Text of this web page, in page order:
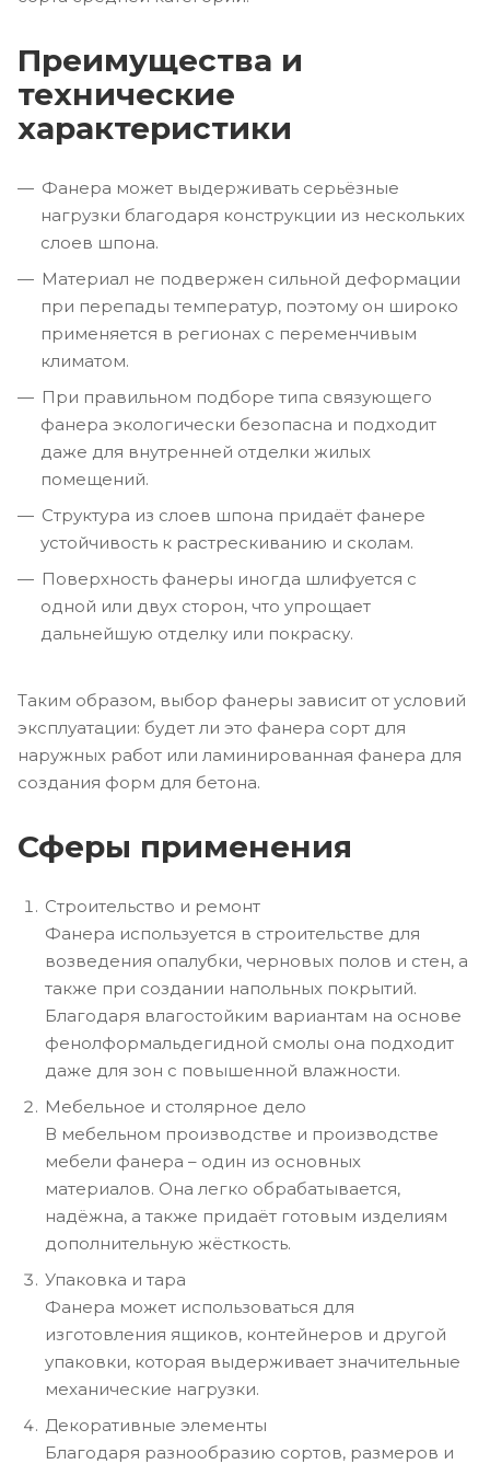
Преимущества и
технические
характеристики
Фанера может выдерживать серьёзные
нагрузки благодаря конструкции из нескольких
слоев шпона.
Материал не подвержен сильной деформации
при перепады температур, поэтому он широко
применяется в регионах с переменчивым
климатом.
При правильном подборе типа связующего
фанера экологически безопасна и подходит
даже для внутренней отделки жилых
помещений.
Структура из слоев шпона придаёт фанере
устойчивость к растрескиванию и сколам.
Поверхность фанеры иногда шлифуется с
одной или двух сторон, что упрощает
дальнейшую отделку или покраску.
Таким образом, выбор фанеры зависит от условий
эксплуатации: будет ли это фанера сорт для
наружных работ или ламинированная фанера для
создания форм для бетона.
Сферы применения
Строительство и ремонт
Фанера используется в строительстве для
возведения опалубки, черновых полов и стен, а
также при создании напольных покрытий.
Благодаря влагостойким вариантам на основе
фенолформальдегидной смолы она подходит
даже для зон с повышенной влажности.
Мебельное и столярное дело
В мебельном производстве и производстве
мебели фанера – один из основных
материалов. Она легко обрабатывается,
надёжна, а также придаёт готовым изделиям
дополнительную жёсткость.
Упаковка и тара
Фанера может использоваться для
изготовления ящиков, контейнеров и другой
упаковки, которая выдерживает значительные
механические нагрузки.
Декоративные элементы
Благодаря разнообразию сортов, размеров и